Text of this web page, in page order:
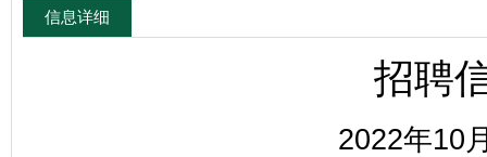
信息详细
招聘
2022年10